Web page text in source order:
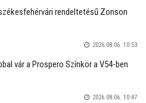
rendeltetésű Zonson
2026.08.06. 10:53
vár a Prospero Színkör a V54-ben
2026.08.06. 10:47